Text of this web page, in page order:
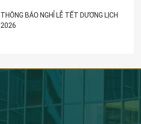
THÔNG BÁO NGHỈ LỄ TẾT DƯƠNG LỊCH
2026